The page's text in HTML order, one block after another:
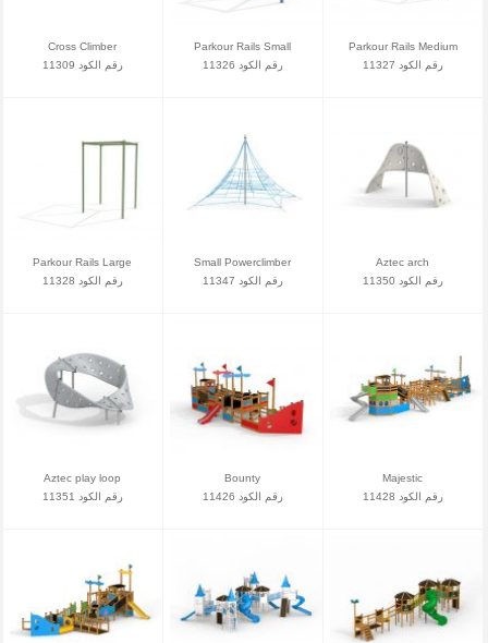
Cross Climber
رقم الكود 11309
Parkour Rails Small
رقم الكود 11326
Parkour Rails Medium
رقم الكود 11327
Parkour Rails Large
رقم الكود 11328
Small Powerclimber
رقم الكود 11347
Aztec arch
رقم الكود 11350
Aztec play loop
رقم الكود 11351
Bounty
رقم الكود 11426
Majestic
رقم الكود 11428